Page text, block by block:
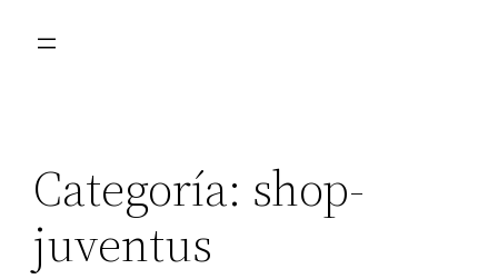
Categoría: shop-
juventus